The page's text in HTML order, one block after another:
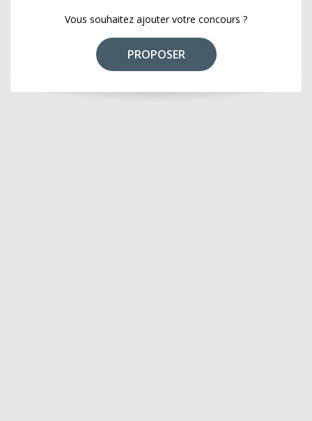
Vous souhaitez ajouter votre concours ?
PROPOSER